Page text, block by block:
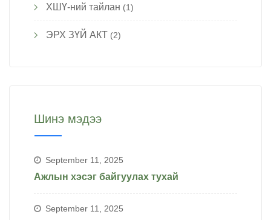
ХШҮ-ний тайлан (1)
ЭРХ ЗҮЙ АКТ (2)
Шинэ мэдээ
September 11, 2025
Ажлын хэсэг байгуулах тухай
September 11, 2025